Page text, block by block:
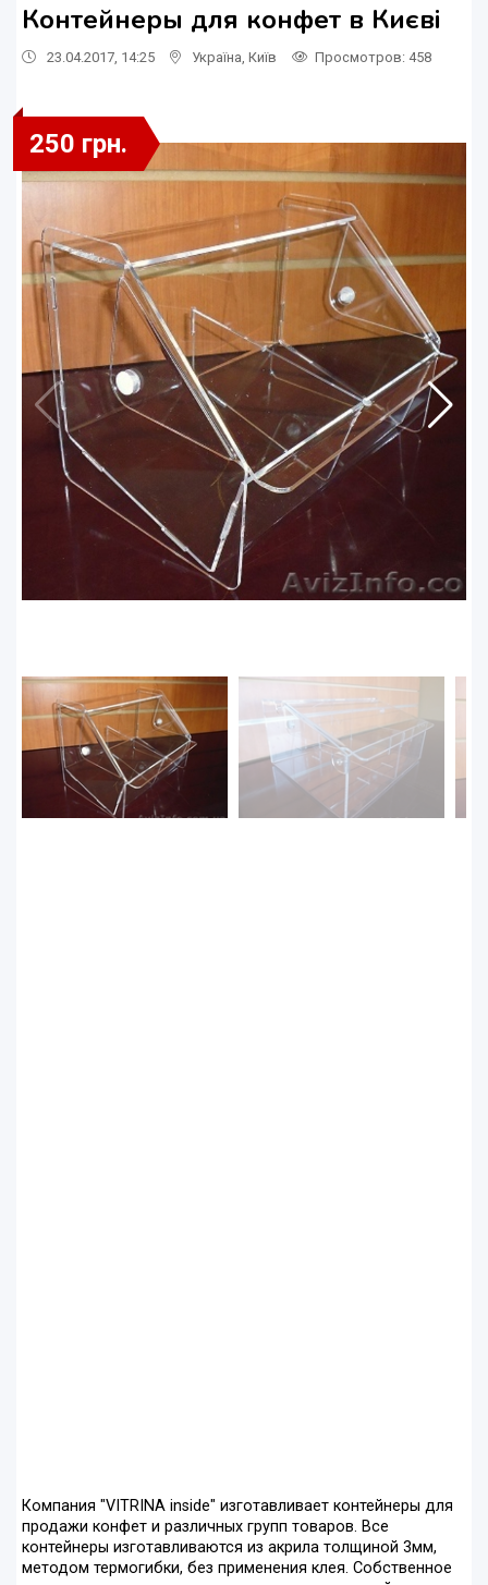
Контейнеры для конфет в Києві
23.04.2017, 14:25 Україна Київ Просмотров: 458
250 грн.
Компания "VITRINA inside" изготавливает контейнеры для
продажи конфет и различных групп товаров. Все
контейнеры изготавливаются из акрила толщиной 3мм,
методом термогибки, без применения клея. Собственное